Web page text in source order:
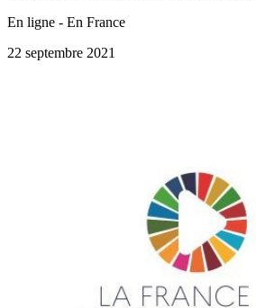
En ligne - En France
22 septembre 2021